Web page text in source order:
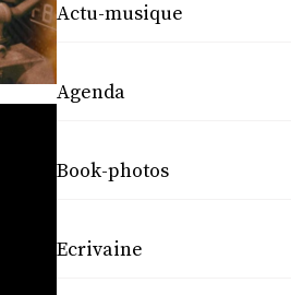
Actu-musique
Agenda
Book-photos
Ecrivaine